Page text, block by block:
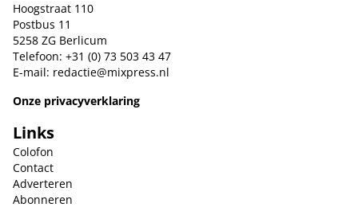
Hoogstraat 110
Postbus 11
5258 ZG Berlicum
Telefoon: +31 (0) 73 503 43 47
E-mail: redactie@mixpress.nl
Onze privacyverklaring
Links
Colofon
Contact
Adverteren
Abonneren